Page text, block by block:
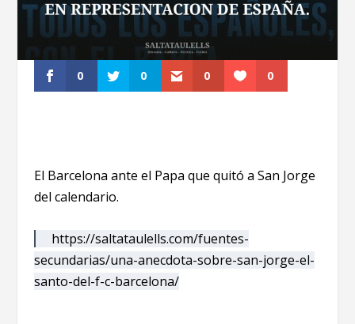
0 0 0 0
El Barcelona ante el Papa que quitó a San Jorge
del calendario.
https://saltataulells.com/fuentes-
secundarias/una-anecdota-sobre-san-jorge-el-
santo-del-f-c-barcelona/